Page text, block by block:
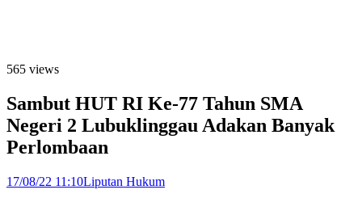
565 views
Sambut HUT RI Ke-77 Tahun SMA
Negeri 2 Lubuklinggau Adakan Banyak
Perlombaan
17/08/22 11:10Liputan Hukum